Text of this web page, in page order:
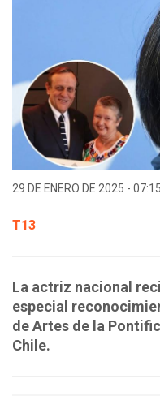
29 DE ENERO DE 2025 -
T13
La actriz nacional
especial
de Artes de la
Chile.